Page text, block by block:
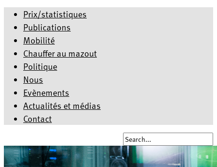
Prix/statistiques
Publications
Mobilité
Chauffer au mazout
Politique
Nous
Evènements
Actualités et médias
Contact